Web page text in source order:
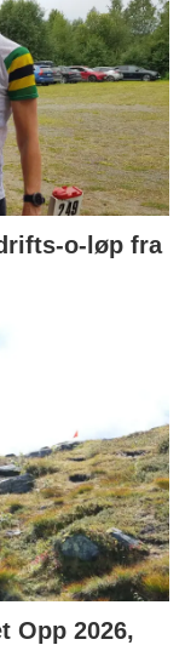
o-løp fra
Opp 2026,